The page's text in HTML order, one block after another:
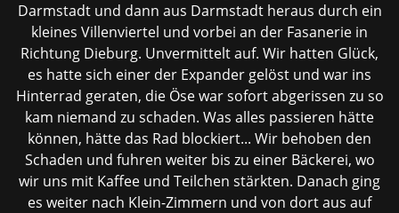
Darmstadt und dann aus Darmstadt heraus durch ein
kleines Villenviertel und vorbei an der Fasanerie in
Richtung Dieburg. Unvermittelt auf. Wir hatten Glück,
es hatte sich einer der Expander gelöst und war ins
Hinterrad geraten, die Öse war sofort abgerissen zu so
kam niemand zu schaden. Was alles passieren hätte
können, hätte das Rad blockiert... Wir behoben den
Schaden und fuhren weiter bis zu einer Bäckerei, wo
wir uns mit Kaffee und Teilchen stärkten. Danach ging
es weiter nach Klein-Zimmern und von dort aus auf